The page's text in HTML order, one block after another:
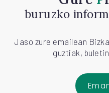
buruzko
Jaso zure emailean
guztiak,